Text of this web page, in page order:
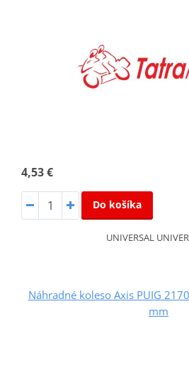
4,53 €
Do košíka
UNIVERSAL
Náhradné koleso Axis PUIG
mm